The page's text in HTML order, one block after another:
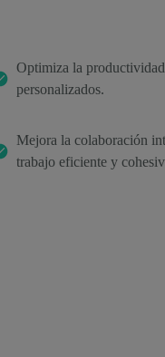
Optimiza la
personalizados.
Mejora la colaboración
trabajo eficiente y